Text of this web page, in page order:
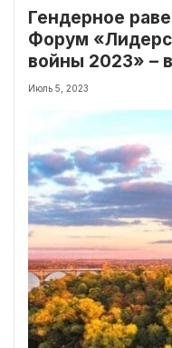
Гендерное
Форум
войны 2023» –
Июль 5, 2023